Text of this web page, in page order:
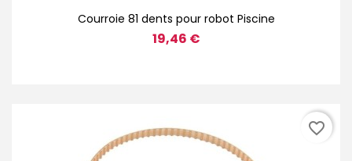
Courroie 81 dents pour robot Piscine
19,46 €
favorite_border